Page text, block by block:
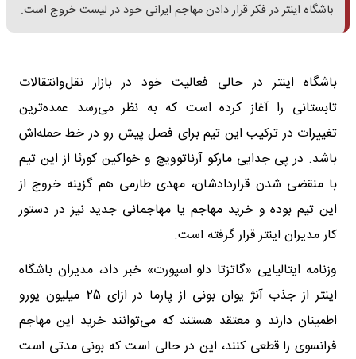
باشگاه اینتر در فکر قرار دادن مهاجم ایرانی خود در لیست خروج است.
باشگاه اینتر در حالی فعالیت خود در بازار نقل‌وانتقالات
تابستانی را آغاز کرده است که به نظر می‌رسد عمده‌ترین
تغییرات در ترکیب این تیم برای فصل پیش رو در خط حمله‌اش
باشد. در پی جدایی مارکو آرناتوویچ و خواکین کورئا از این تیم
با منقضی شدن قراردادشان، مهدی طارمی هم گزینه خروج از
این تیم بوده و خرید مهاجم یا مهاجمانی جدید نیز در دستور
کار مدیران اینتر قرار گرفته است.
وزنامه ایتالیایی «گاتزتا دلو اسپورت» خبر داد، مدیران باشگاه
اینتر از جذب آنژ یوان بونی از پارما در ازای 25 میلیون یورو
اطمینان دارند و معتقد هستند که می‌توانند خرید این مهاجم
فرانسوی را قطعی کنند، این در حالی است که بونی مدتی است